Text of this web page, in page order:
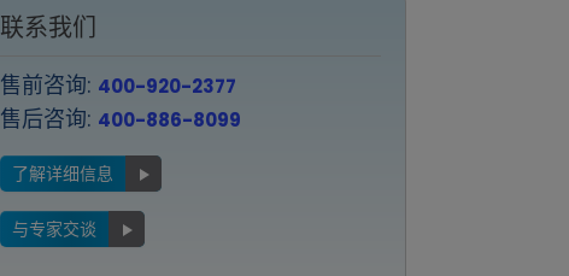
联系我们
售前咨询: 400-920-2377
售后咨询: 400-886-8099
了解详细信息
与专家交谈